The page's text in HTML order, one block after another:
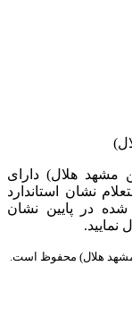
هلال) دارای
نشان استاندارد
کد 9 رقمی درج شده در پایین نشان
مشهد هلال) محفوظ است.